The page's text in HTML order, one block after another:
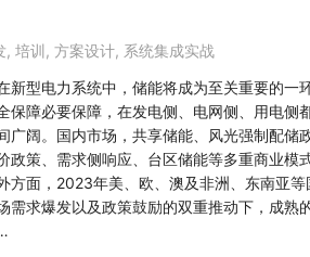
, 培训 , 方案设计, 系统集成实战
新型电力系统中，储能将成为至关重要的一
保障必要保障，在发电侧、电网侧、用电侧
广阔。国内市场，共享储能、风光强制配储
政策、需求侧响应、台区储能等多重商业模
方面，2023年美、欧、澳及非洲、东南亚
需求爆发以及政策鼓励的双重推动下，成熟